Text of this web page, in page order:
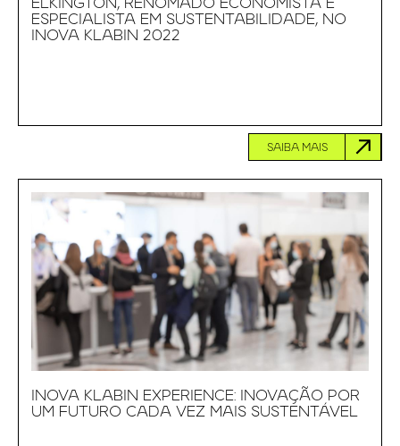
ELKINGTON, RENOMADO ECONOMISTA E
ESPECIALISTA EM SUSTENTABILIDADE, NO
INOVA KLABIN 2022
SAIBA MAIS
INOVA KLABIN EXPERIENCE: INOVAÇÃO POR
UM FUTURO CADA VEZ MAIS SUSTENTÁVEL